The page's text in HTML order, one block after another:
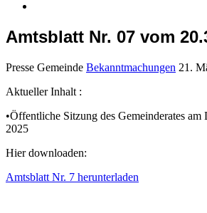
Amtsblatt Nr. 07 vom
Presse Gemeinde Bekanntmachungen 21.
Aktueller Inhalt :
•Öffentliche Sitzung des Gemeinderates
2025
Hier downloaden:
Amtsblatt Nr. 7 herunterladen